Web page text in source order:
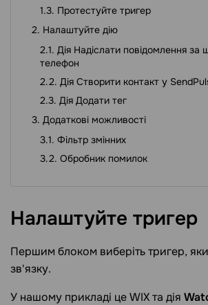
Протестуйте тригер
Налаштуйте дію
Дія Надіслати повідомлення за
телефон
Дія Створити контакт у
Дія Додати тег
Додаткові можливості
Фільтр змінних
Обробник помилок
Налаштуйте тригер
Першим блоком виберіть тригер,
зв'язку.
У нашому прикладі це WIX та дія